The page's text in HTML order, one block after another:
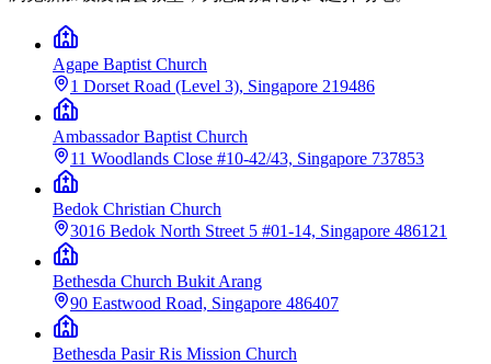
Agape Baptist Church
1 Dorset Road (Level 3), Singapore 219486
Ambassador Baptist Church
11 Woodlands Close #10-42/43, Singapore 737853
Bedok Christian Church
3016 Bedok North Street 5 #01-14, Singapore 486121
Bethesda Church Bukit Arang
90 Eastwood Road, Singapore 486407
Bethesda Pasir Ris Mission Church